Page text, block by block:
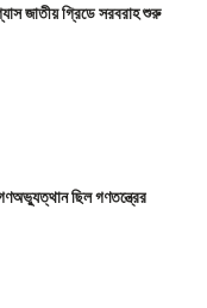
জাতীয় গ্রিডে সরবরাহ শুরু
ছিল গণতন্ত্রের